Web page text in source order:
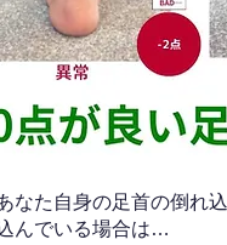
なた自身の足首の倒れ
んでいる場合は…